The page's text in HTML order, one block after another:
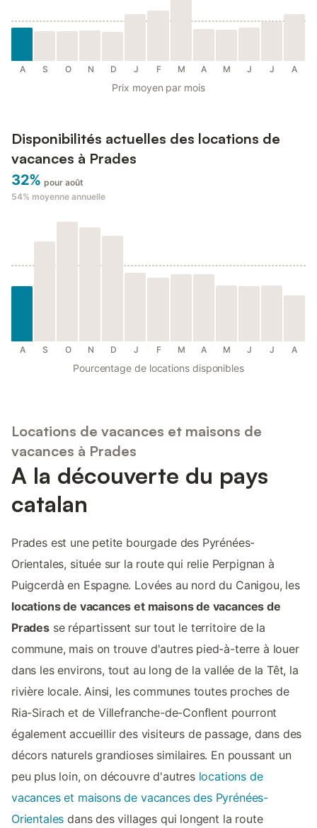
A S O N D J F M A M J J A
Prix moyen par mois
Disponibilités actuelles des locations de
vacances à Prades
32% pour août
54% moyenne annuelle
A S O N D J F M A M J J A
Pourcentage de locations disponibles
Locations de vacances et maisons de
vacances à Prades
A la découverte du pays
catalan
Prades est une petite bourgade des Pyrénées-
Orientales, située sur la route qui relie Perpignan à
Puigcerdà en Espagne. Lovées au nord du Canigou, les
locations de vacances et maisons de vacances de
Pradesse répartissent sur tout le territoire de la
commune, mais on trouve d'autres pied-à-terre à louer
dans les environs, tout au long de la vallée de la Têt, la
rivière locale. Ainsi, les communes toutes proches de
Ria-Sirach et de Villefranche-de-Conflent pourront
également accueillir des visiteurs de passage, dans des
décors naturels grandioses similaires. En poussant un
peu plus loin, on découvre d'autres locations de
vacances et maisons de vacances des Pyrénées-
Orientales dans des villages qui longent la route